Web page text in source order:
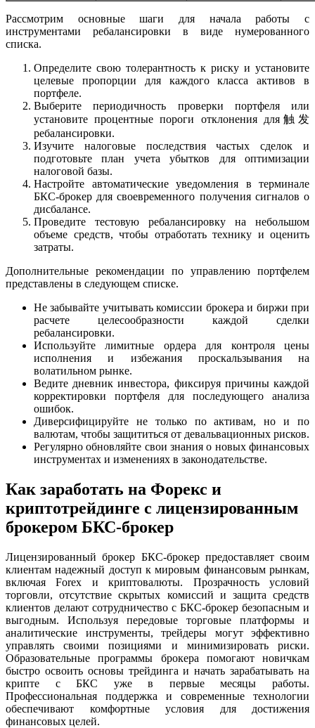
Рассмотрим основные шаги для начала работы с
инструментами ребалансировки в виде нумерованного
списка.
Определите свою толерантность к риску и установите
целевые пропорции для каждого класса активов в
портфеле.
Выберите периодичность проверки портфеля или
установите процентные пороги отклонения для触发
ребалансировки.
Изучите налоговые последствия частых сделок и
подготовьте план учета убытков для оптимизации
налоговой базы.
Настройте автоматические уведомления в терминале
БКС-брокер для своевременного получения сигналов о
дисбалансе.
Проведите тестовую ребалансировку на небольшом
объеме средств, чтобы отработать технику и оценить
затраты.
Дополнительные рекомендации по управлению портфелем
представлены в следующем списке.
Не забывайте учитывать комиссии брокера и биржи при
расчете целесообразности каждой сделки
ребалансировки.
Используйте лимитные ордера для контроля цены
исполнения и избежания проскальзывания на
волатильном рынке.
Ведите дневник инвестора, фиксируя причины каждой
корректировки портфеля для последующего анализа
ошибок.
Диверсифицируйте не только по активам, но и по
валютам, чтобы защититься от девальвационных рисков.
Регулярно обновляйте свои знания о новых финансовых
инструментах и изменениях в законодательстве.
Как заработать на Форекс и
криптотрейдинге с лицензированным
брокером БКС-брокер
Лицензированный брокер БКС-брокер предоставляет своим
клиентам надежный доступ к мировым финансовым рынкам,
включая Forex и криптовалюты. Прозрачность условий
торговли, отсутствие скрытых комиссий и защита средств
клиентов делают сотрудничество с БКС-брокер безопасным и
выгодным. Используя передовые торговые платформы и
аналитические инструменты, трейдеры могут эффективно
управлять своими позициями и минимизировать риски.
Образовательные программы брокера помогают новичкам
быстро освоить основы трейдинга и начать зарабатывать на
крипте с БКС уже в первые месяцы работы.
Профессиональная поддержка и современные технологии
обеспечивают комфортные условия для достижения
финансовых целей.